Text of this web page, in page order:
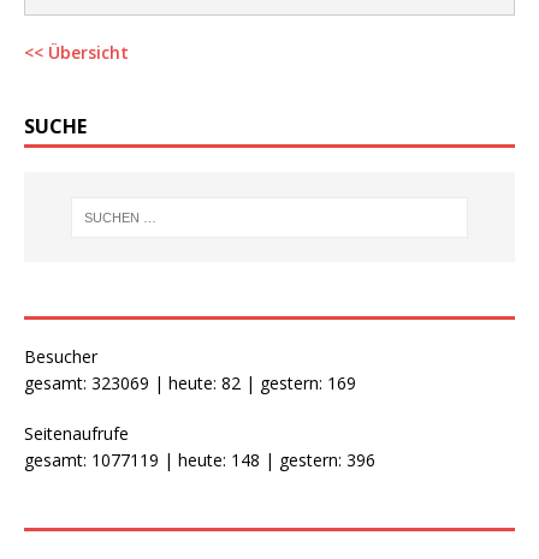
<< Übersicht
SUCHE
Besucher
gesamt: 323069 | heute: 82 | gestern: 169
Seitenaufrufe
gesamt: 1077119 | heute: 148 | gestern: 396